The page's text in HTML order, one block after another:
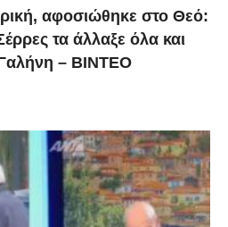
αφοσιώθηκε στο Θεό:
τα άλλαξε όλα και
– ΒΙΝΤΕΟ